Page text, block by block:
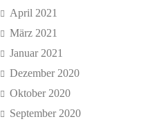
April 2021
März 2021
Januar 2021
Dezember 2020
Oktober 2020
September 2020